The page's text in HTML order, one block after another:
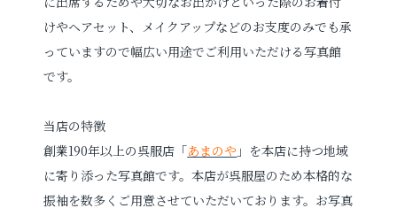
けやヘアセット、メイクアップなどのお支度のみでも承
っていますので幅広い用途でご利用いただける写真館
です。
当店の特徴
創業190年以上の呉服店「あまのや 」を本店に持つ地域
に寄り添った写真館です。本店が呉服屋のため本格的な
振袖を数多くご用意させていただいております。お写真